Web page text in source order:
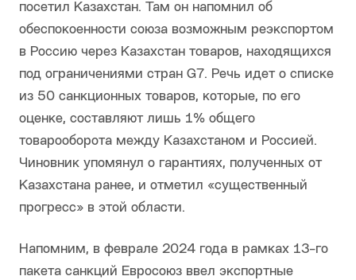
посетил Казахстан. Там он напомнил об
обеспокоенности союза возможным реэкспортом
в Россию через Казахстан товаров, находящихся
под ограничениями стран G7. Речь идет о списке
из 50 санкционных товаров, которые, по его
оценке, составляют лишь 1% общего
товарооборота между Казахстаном и Россией.
Чиновник упомянул о гарантиях, полученных от
Казахстана ранее, и отметил «существенный
прогресс» в этой области.
Напомним, в феврале 2024 года в рамках 13-го
пакета санкций Евросоюз ввел экспортные